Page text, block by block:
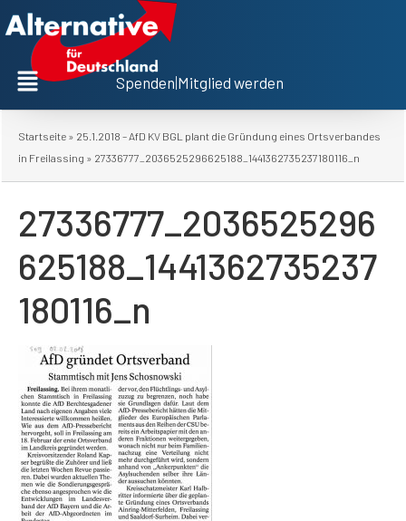
Spenden Mitglied werden
Startseite » 25.1.2018 – AfD KV BGL plant die Gründung eines Ortsverbandes
in Freilassing » 27336777_2036525296625188_1441362735237180116_n
27336777_2036525296
625188_1441362735237
180116_n